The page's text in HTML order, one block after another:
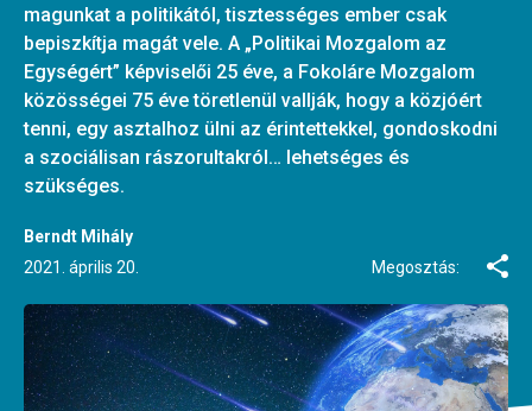
magunkat a politikától, tisztességes ember csak
bepiszkítja magát vele. A „Politikai Mozgalom az
Egységért” képviselői 25 éve, a Fokoláre Mozgalom
közösségei 75 éve töretlenül vallják, hogy a közjóért
tenni, egy asztalhoz ülni az érintettekkel, gondoskodni
a szociálisan rászorultakról… lehetséges és
szükséges.
Berndt Mihály
2021. április 20.
Megosztás: